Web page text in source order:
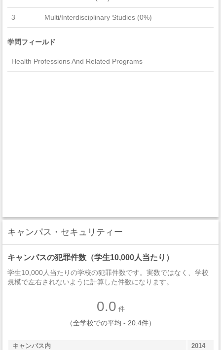
3 Multi/Interdisciplinary Studies (0%)
学問フィールド
Health Professions And Related Programs
キャンパス・セキュリティー
キャンパスの犯罪件数（学生10,000人当たり）
学生10,000人当たりの学校の犯罪件数です。実数ではなく、学校
規模で左右されないように計算した件数になります。
0.0 件
（全学校での平均 - 20.4件）
キャンパス内 2014